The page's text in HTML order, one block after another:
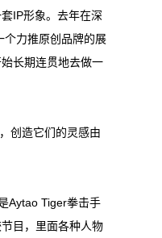
IP形象。去年在深
个力推原创品牌的展
长期连贯地去做一
创造它们的灵感由
Aytao Tiger拳击手
目，里面各种人物